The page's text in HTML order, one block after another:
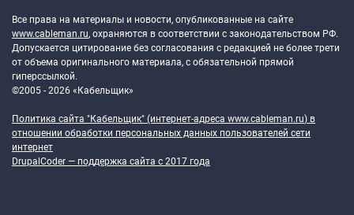
Все права на материалы и новости, опубликованные на сайте
www.cableman.ru, охраняются в соответствии с законодательством РФ.
Допускается цитирование без согласования с редакцией не более трети
от объема оригинального материала, с обязательной прямой
гиперссылкой.
©2005 - 2026 «Кабельщик»
Политика сайта "Кабельщик" (интернет-адреса www.cableman.ru) в
отношении обработки персональных данных пользователей сети
интернет
DrupalCoder — поддержка сайта c 2017 года